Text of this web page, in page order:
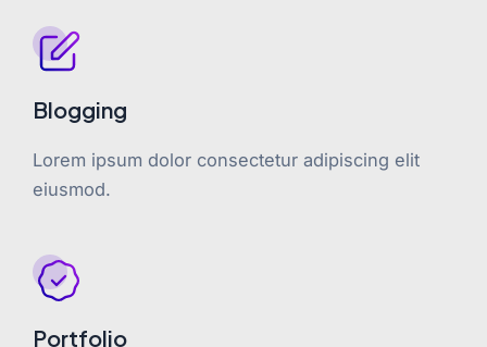
Blogging
Lorem ipsum dolor consectetur adipiscing elit
eiusmod.
Portfolio